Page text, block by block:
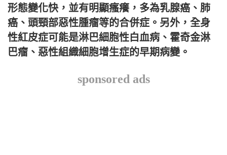
形態變化快，並有明顯瘙癢，多為乳腺癌、肺
癌、頭頸部惡性腫瘤等的合併症。另外，全身
性紅皮症可能是淋巴細胞性白血病、霍奇金淋
巴瘤、惡性組織細胞增生症的早期病變。
sponsored ads